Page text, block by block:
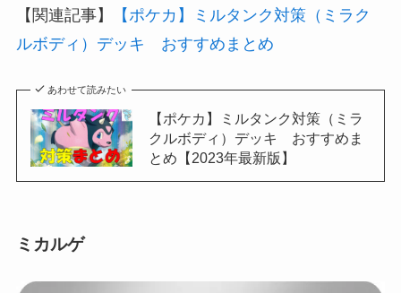
【関連記事】
【ポケカ】ミルタンク対策（ミラク
ルボディ）デッキ おすすめまとめ
あわせて読みたい
【ポケカ】ミルタンク対策（ミラ
クルボディ）デッキ おすすめま
とめ【2023年最新版】
ミカルゲ